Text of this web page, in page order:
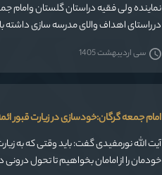
نماینده ولی فقیه دراستان گلستان وامام
سی اردیبهشت 1405
امام جمعه گرگان:خودسازی در زیارت قبور
آیت الله نورمفیدی گفت: باید وقتی که به
خودمان را از امامان بخواهیم تا تحول درونی